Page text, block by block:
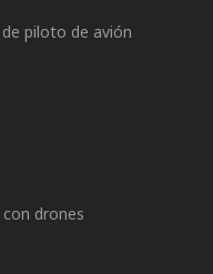
piloto de avión
drones